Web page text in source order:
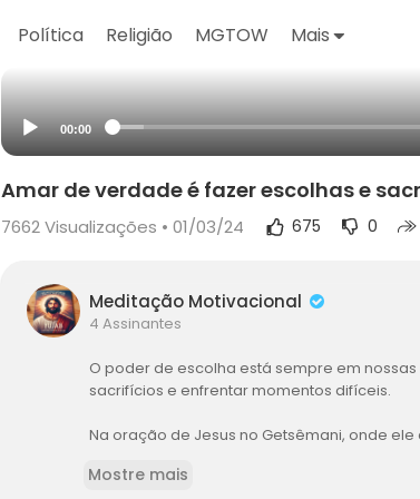
Política Religião MGTOW Mais
00:00
Amar de verdade é fazer escolhas e
7662Visualizações • 01/03/24 675 0
Meditação Motivacional
4 Assinantes
O poder de escolha está sempre em
sacrifícios e enfrentar momentos difíceis.
Na oração de Jesus no Getsêmani, onde
Mostre mais